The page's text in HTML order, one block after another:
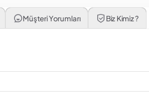
Müşteri Yorumları Biz Kimiz ?